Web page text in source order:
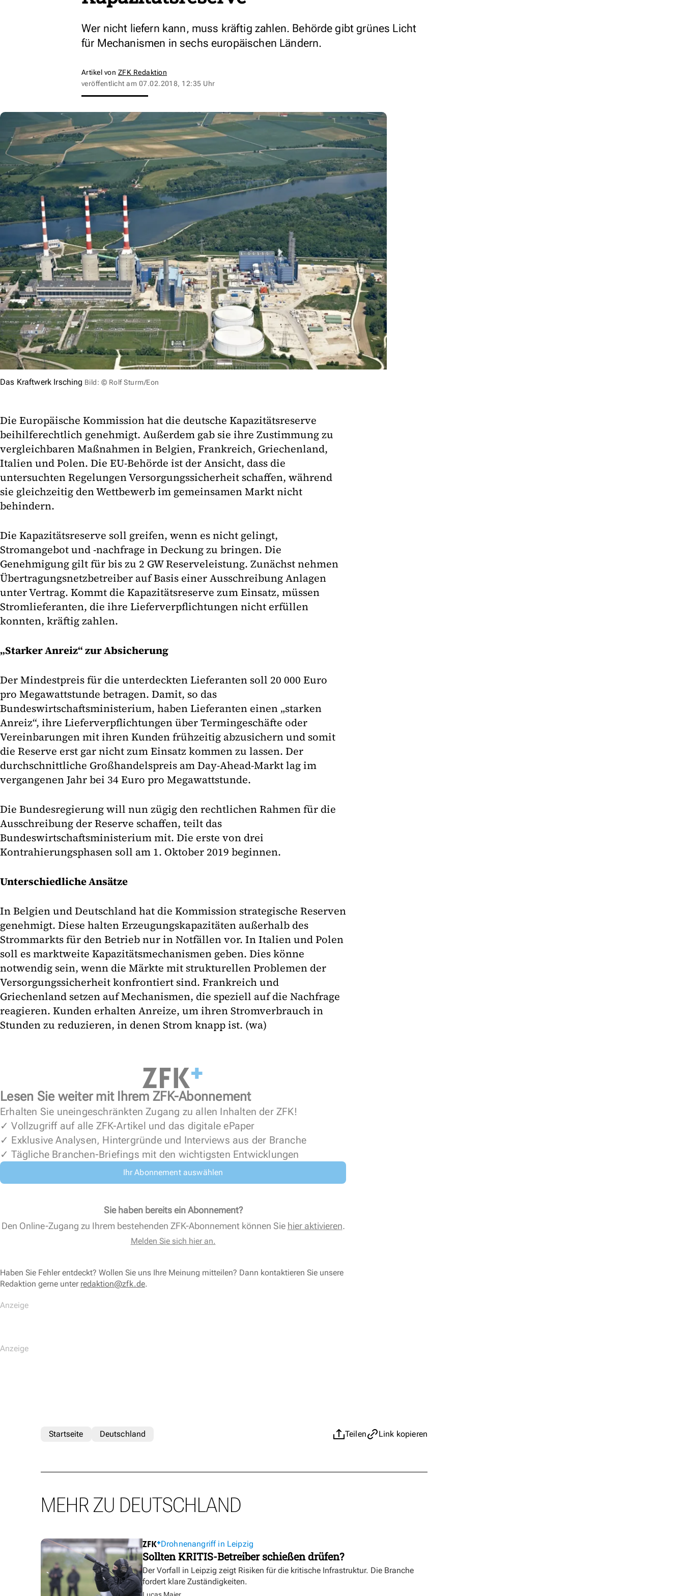
Wer nicht liefern kann, muss kräftig zahlen. Behörde gibt grünes Licht
für Mechanismen in sechs europäischen Ländern.
Artikel von ZFK Redaktion
veröffentlicht am 07.02.2018, 12:35 Uhr
Das Kraftwerk Irsching Bild: © Rolf Sturm/Eon
Die Europäische Kommission hat die deutsche Kapazitätsreserve
beihilferechtlich genehmigt. Außerdem gab sie ihre Zustimmung zu
vergleichbaren Maßnahmen in Belgien, Frankreich, Griechenland,
Italien und Polen. Die EU-Behörde ist der Ansicht, dass die
untersuchten Regelungen Versorgungssicherheit schaffen, während
sie gleichzeitig den Wettbewerb im gemeinsamen Markt nicht
behindern.
Die Kapazitätsreserve soll greifen, wenn es nicht gelingt,
Stromangebot und -nachfrage in Deckung zu bringen. Die
Genehmigung gilt für bis zu 2 GW Reserveleistung. Zunächst nehmen
Übertragungsnetzbetreiber auf Basis einer Ausschreibung Anlagen
unter Vertrag. Kommt die Kapazitätsreserve zum Einsatz, müssen
Stromlieferanten, die ihre Lieferverpflichtungen nicht erfüllen
konnten, kräftig zahlen.
„Starker Anreiz“ zur Absicherung
Der Mindestpreis für die unterdeckten Lieferanten soll 20 000 Euro
pro Megawattstunde betragen. Damit, so das
Bundeswirtschaftsministerium, haben Lieferanten einen „starken
Anreiz“, ihre Lieferverpflichtungen über Termingeschäfte oder
Vereinbarungen mit ihren Kunden frühzeitig abzusichern und somit
die Reserve erst gar nicht zum Einsatz kommen zu lassen. Der
durchschnittliche Großhandelspreis am Day-Ahead-Markt lag im
vergangenen Jahr bei 34 Euro pro Megawattstunde.
Die Bundesregierung will nun zügig den rechtlichen Rahmen für die
Ausschreibung der Reserve schaffen, teilt das
Bundeswirtschaftsministerium mit. Die erste von drei
Kontrahierungsphasen soll am 1. Oktober 2019 beginnen.
Unterschiedliche Ansätze
In Belgien und Deutschland hat die Kommission strategische Reserven
genehmigt. Diese halten Erzeugungskapazitäten außerhalb des
Strommarkts für den Betrieb nur in Notfällen vor. In Italien und Polen
soll es marktweite Kapazitätsmechanismen geben. Dies könne
notwendig sein, wenn die Märkte mit strukturellen Problemen der
Versorgungssicherheit konfrontiert sind. Frankreich und
Griechenland setzen auf Mechanismen, die speziell auf die Nachfrage
reagieren. Kunden erhalten Anreize, um ihren Stromverbrauch in
Stunden zu reduzieren, in denen Strom knapp ist. (wa)
Lesen Sie weiter mit Ihrem ZFK-Abonnement
Erhalten Sie uneingeschränkten Zugang zu allen Inhalten der ZFK!
✓ Vollzugriff auf alle ZFK-Artikel und das digitale ePaper
✓ Exklusive Analysen, Hintergründe und Interviews aus der Branche
✓ Tägliche Branchen-Briefings mit den wichtigsten Entwicklungen
Ihr Abonnement auswählen
Sie haben bereits ein Abonnement?
Den Online-Zugang zu Ihrem bestehenden ZFK-Abonnement können Sie hier aktivieren.
Melden Sie sich hier an.
Haben Sie Fehler entdeckt? Wollen Sie uns Ihre Meinung mitteilen? Dann kontaktieren Sie unsere
Redaktion gerne unter redaktion@zfk.de.
Teilen Link kopieren
Startseite Deutschland
MEHR ZU DEUTSCHLAND
Drohnenangriff in Leipzig
Sollten KRITIS-Betreiber schießen drüfen?
Der Vorfall in Leipzig zeigt Risiken für die kritische Infrastruktur. Die Branche
fordert klare Zuständigkeiten.